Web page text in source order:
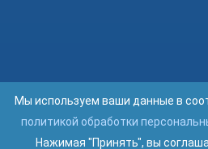
Мы используем ваши данные в
политикой обработки
Нажимая "Принять", вы